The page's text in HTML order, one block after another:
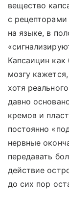
вещество
с рецепторами
на языке, в
Капсаицин
мозгу
хотя
давно
кремов и
постоянно
нервные
передавать
действие
до сих пор